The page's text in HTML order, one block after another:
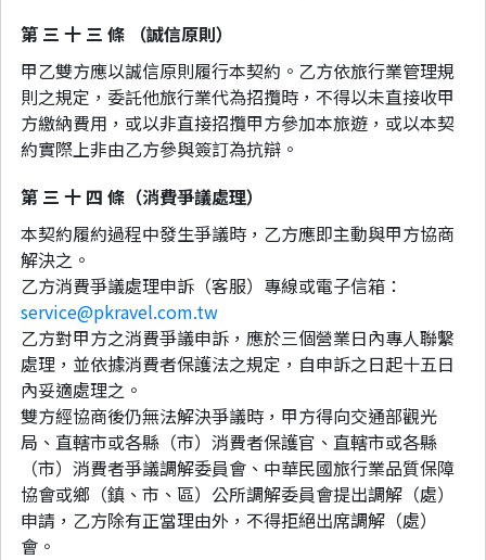
第 三 十 三 條 （誠信原則）
甲乙雙方應以誠信原則履行本契約。乙方依旅行業管理規
則之規定，委託他旅行業代為招攬時，不得以未直接收甲
方繳納費用，或以非直接招攬甲方參加本旅遊，或以本契
約實際上非由乙方參與簽訂為抗辯。
第 三 十 四 條（消費爭議處理）
本契約履約過程中發生爭議時，乙方應即主動與甲方協商
解決之。
乙方消費爭議處理申訴（客服）專線或電子信箱：
service@pkravel.com.tw
乙方對甲方之消費爭議申訴，應於三個營業日內專人聯繫
處理，並依據消費者保護法之規定，自申訴之日起十五日
內妥適處理之。
雙方經協商後仍無法解決爭議時，甲方得向交通部觀光
局、直轄市或各縣（市）消費者保護官、直轄市或各縣
（市）消費者爭議調解委員會、中華民國旅行業品質保障
協會或鄉（鎮、市、區）公所調解委員會提出調解（處）
申請，乙方除有正當理由外，不得拒絕出席調解（處）
會。